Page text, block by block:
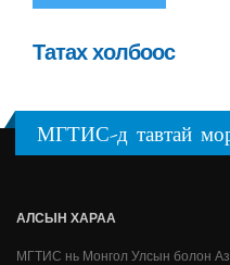
Татах холбоос
МГТИС-д тавтай
АЛСЫН ХАРАА
МГТИС нь Монгол Улсын болон